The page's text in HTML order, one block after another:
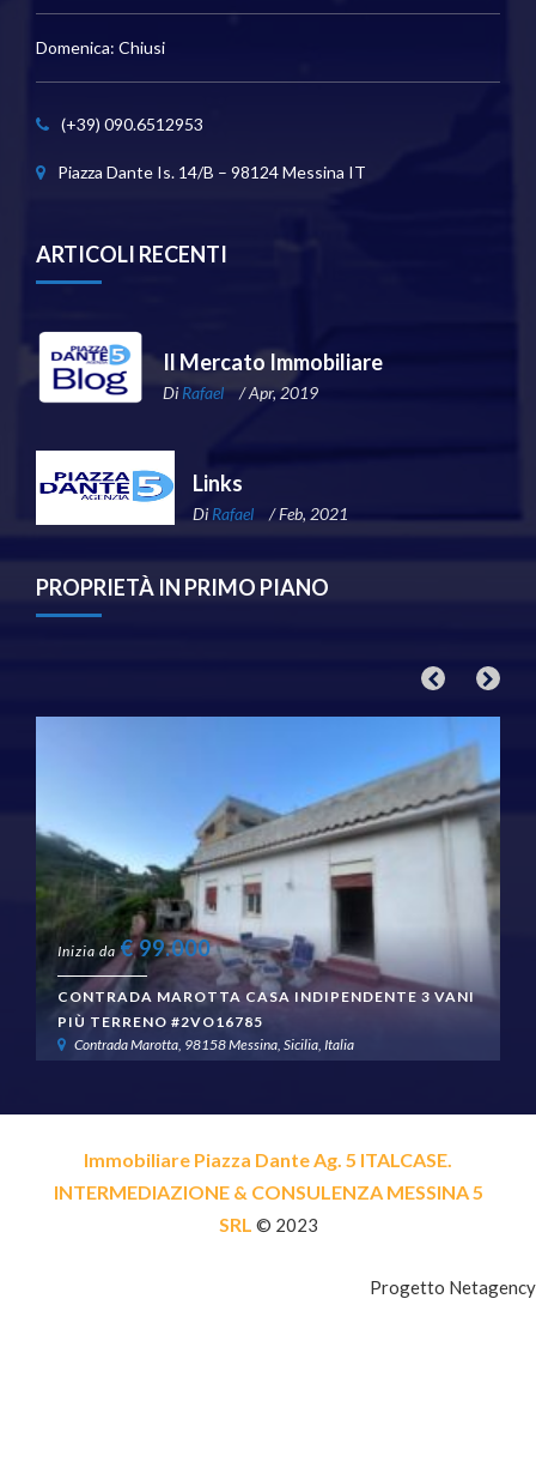
Domenica: Chiusi
(+39) 090.6512953
Piazza Dante Is. 14/B – 98124 Messina IT
ARTICOLI RECENTI
Il Mercato Immobiliare
Di Rafael / Apr, 2019
Links
DiRafael / Feb, 2021
PROPRIETÀ IN PRIMO PIANO
Inizia da€99.000
CONTRADA MAROTTA CASA INDIPENDENTE 3 VANI
PIÙ TERRENO #2VO16785
Contrada Marotta, 98158 Messina, Sicilia, Italia
Immobiliare Piazza Dante Ag. 5 ITALCASE.
INTERMEDIAZIONE & CONSULENZA MESSINA 5
SRL © 2023
Progetto Netagency